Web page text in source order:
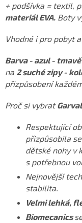
+ podšívka = textil,
materiál EVA. Boty
Vhodné i pro pobyt
Barva - azul -
na 2 suché zipy -
přizpůsobení
Proč si vybrat
Respektující
přizpůsobila
dětské nohy v
s potřebnou
Nejnovější
stabilita.
Velmi lehká,
Biomecanics